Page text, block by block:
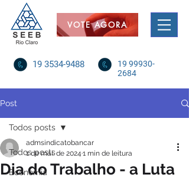
VOTE AGORA
19 3534-9488
19 99930-
2684
Post
Todos posts
Economia
Todos posts
Dia do Trabalho - a Luta
admsindicatobancar
1 de mai. de 2024 1 min de leitura